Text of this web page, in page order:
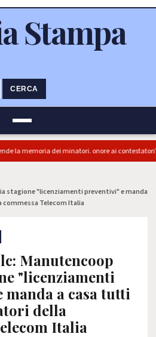
CERCA
la memoria dei minatori. onore ai contestatori"
stagione "licenziamenti preventivi" e manda
commessa Telecom Italia
Manutencoop
"licenziamenti
a casa tutti
della
Italia